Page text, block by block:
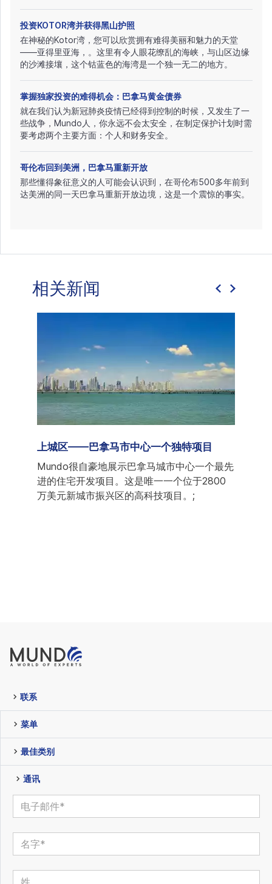
投资KOTOR湾并获得黑山护照
在神秘的Kotor湾，您可以欣赏拥有难得美丽和魅力的天堂
——亚得里亚海，。这里有令人眼花缭乱的海峡，与山区边缘
的沙滩接壤，这个钴蓝色的海湾是一个独一无二的地方。
掌握独家投资的难得机会：巴拿马黄金债券
就在我们认为新冠肺炎疫情已经得到控制的时候，又发生了一
些战争，Mundo人，你永远不会太安全，在制定保护计划时需
要考虑两个主要方面：个人和财务安全。
哥伦布回到美洲，巴拿马重新开放
那些懂得象征意义的人可能会认识到，在哥伦布500多年前到
达美洲的同一天巴拿马重新开放边境，这是一个震惊的事实。
相关新闻
上城区——巴拿马市中心一个独特项目
Mundo很自豪地展示巴拿马城市中心一个最先
进的住宅开发项目。这是唯一一个位于2800
万美元新城市振兴区的高科技项目。;
联系
菜单
最佳类别
通讯